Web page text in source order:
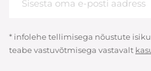
* infolehe tellimisega nõustute
teabe vastuvõtmisega vastavalt